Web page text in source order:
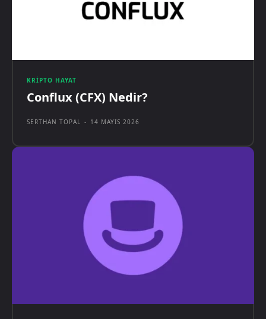
KRIPTO HAYAT
Conflux (CFX) Nedir?
SERTHAN TOPAL - 14 MAYIS 2026